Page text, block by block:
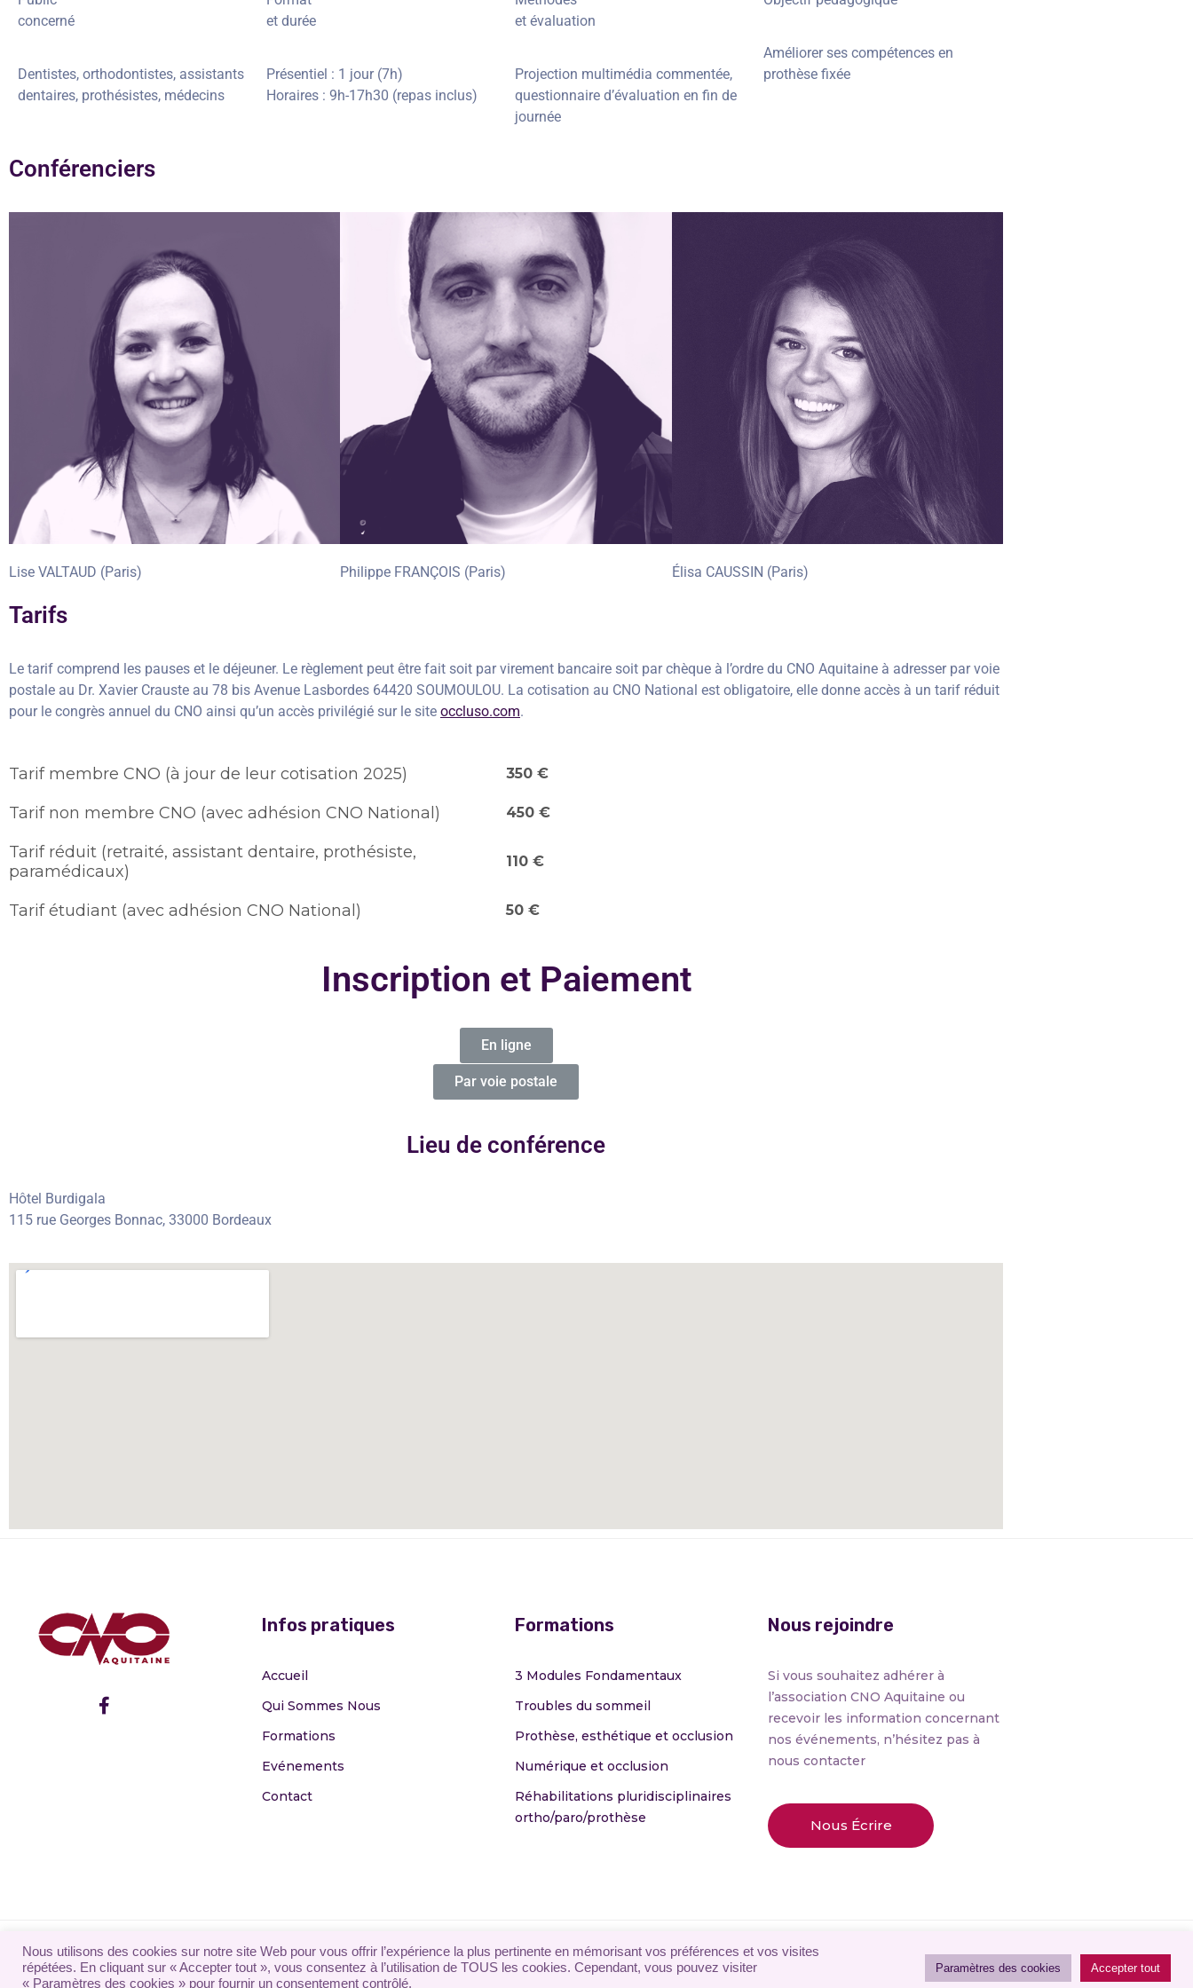
concerné
Dentistes, orthodontistes, assistants
dentaires, prothésistes, médecins
et durée
Présentiel : 1 jour (7h)
Horaires : 9h-17h30 (repas inclus)
et évaluation
Projection multimédia commentée,
questionnaire d’évaluation en fin de
journée
Améliorer ses compétences en
prothèse fixée
Conférenciers
Lise VALTAUD (Paris) Philippe FRANÇOIS (Paris) Élisa CAUSSIN (Paris)
Tarifs
Le tarif comprend les pauses et le déjeuner. Le règlement peut être fait soit par virement bancaire soit par chèque à l’ordre du CNO Aquitaine à adresser par voie
postale au Dr. Xavier Crauste au 78 bis Avenue Lasbordes 64420 SOUMOULOU. La cotisation au CNO National est obligatoire, elle donne accès à un tarif réduit
pour le congrès annuel du CNO ainsi qu’un accès privilégié sur le site occluso.com.
Tarif membre CNO (à jour de leur cotisation 2025) 350 €
Tarif non membre CNO (avec adhésion CNO National) 450 €
Tarif réduit (retraité, assistant dentaire, prothésiste,
paramédicaux)
110 €
Tarif étudiant (avec adhésion CNO National) 50 €
Inscription et Paiement
En ligne
Par voie postale
Lieu de conférence
Hôtel Burdigala
115 rue Georges Bonnac, 33000 Bordeaux
Infos pratiques
Accueil
Qui Sommes Nous
Formations
Evénements
Contact
Formations
3 Modules Fondamentaux
Troubles du sommeil
Prothèse, esthétique et occlusion
Numérique et occlusion
Réhabilitations pluridisciplinaires
ortho/paro/prothèse
Nous rejoindre
Si vous souhaitez adhérer à
l’association CNO Aquitaine ou
recevoir les information concernant
nos événements, n’hésitez pas à
nous contacter
Nous Écrire
Mentions Légales|Charte de Confidentialité|Conditions Générales de Vente|Règlement
Intérieur
Nous utilisons des cookies sur notre site Web pour vous offrir l’expérience la plus pertinente en mémorisant vos préférences et vos visites
répétées. En cliquant sur « Accepter tout », vous consentez à l’utilisation de TOUS les cookies. Cependant, vous pouvez visiter
« Paramètres des cookies » pour fournir un consentement contrôlé.
Paramètres des cookies Accepter tout